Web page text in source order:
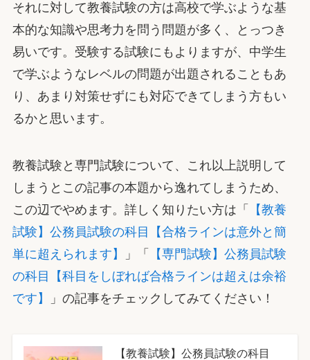
それに対して教養試験の方は高校で学ぶような基
本的な知識や思考力を問う問題が多く、とっつき
易いです。受験する試験にもよりますが、中学生
で学ぶようなレベルの問題が出題されることもあ
り、あまり対策せずにも対応できてしまう方もい
るかと思います。
教養試験と専門試験について、これ以上説明して
しまうとこの記事の本題から逸れてしまうため、
この辺でやめます。詳しく知りたい方は「
【教養
試験】公務員試験の科目【合格ラインは意外と簡
単に超えられます】
」「
【専門試験】公務員試験
の科目【科目をしぼれば合格ラインは超えは余裕
です】
」の記事をチェックしてみてください！
【教養試験】公務員試験の科目